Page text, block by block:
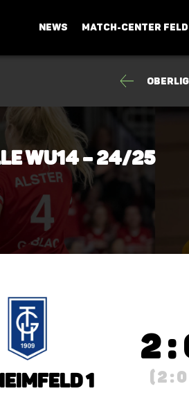
NEWS MATCH-CENTER FELD
wU14 – 24/25
1
2 :
( 2 : 0